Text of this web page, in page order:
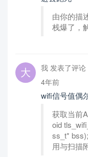
由你的描
栈爆了，
我 发表了评论
4年前
wifi信号值偶
获取当前
oid
ss_t*
用与扫描